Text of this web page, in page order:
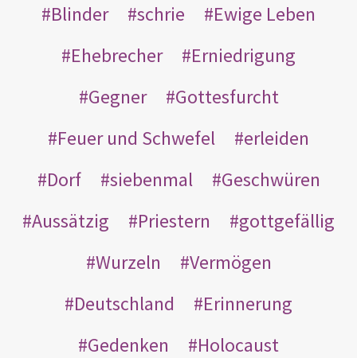
Blinder
schrie
Ewige Leben
Ehebrecher
Erniedrigung
Gegner
Gottesfurcht
Feuer und Schwefel
erleiden
Dorf
siebenmal
Geschwüren
Aussätzig
Priestern
gottgefällig
Wurzeln
Vermögen
Deutschland
Erinnerung
Gedenken
Holocaust